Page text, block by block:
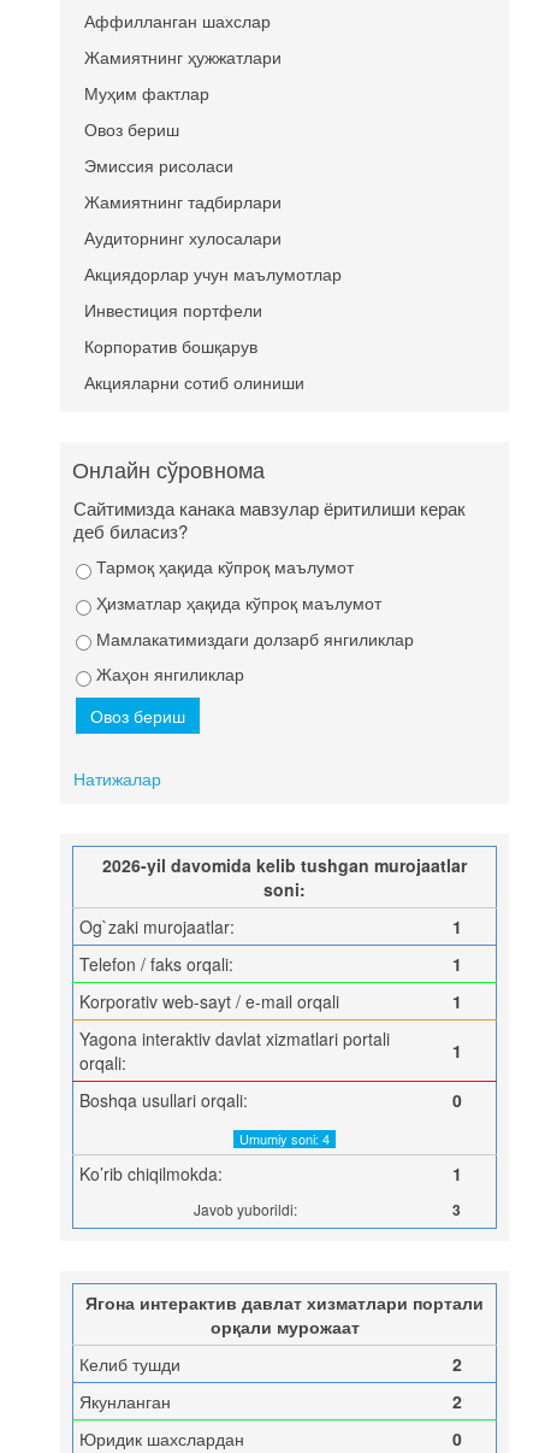
Аффилланган шахслар
Жамиятнинг ҳужжатлари
Муҳим фактлар
Овоз бериш
Эмиссия рисоласи
Жамиятнинг тадбирлари
Аудиторнинг хулосалари
Акциядорлар учун маълумотлар
Инвестиция портфели
Корпоратив бошқарув
Акцияларни сотиб олиниши
Онлайн сўровнома
Сайтимизда канака мавзулар ёритилиши керак
деб биласиз?
Тармоқ ҳақида кўпроқ маълумот
Ҳизматлар ҳақида кўпроқ маълумот
Мамлакатимиздаги долзарб янгиликлар
Жаҳон янгиликлар
Натижалар
2026-yil davomida kelib tushgan murojaatlar
soni:
Og`zaki murojaatlar:
1
Telefon / faks orqali:
1
Korporativ web-sayt / e-mail orqali
1
Yagona interaktiv davlat xizmatlari portali
orqali:
1
Boshqa usullari orqali: 0
Umumiy soni: 4
Ko’rib chiqilmokda: 1
Javob yuborildi: 3
Ягона интерактив давлат хизматлари портали
орқали мурожаат
Келиб тушди
2
Якунланган
2
Юридик шахслардан
0